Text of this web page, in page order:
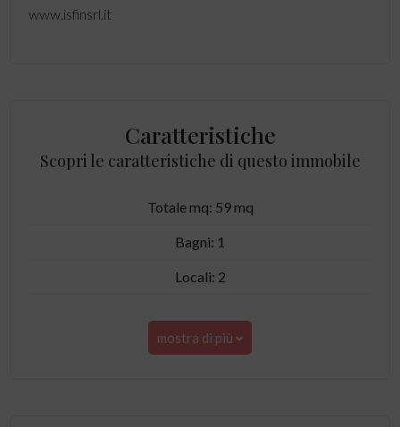
www.isfinsrl.it
Caratteristiche
Scopri le caratteristiche di questo immobile
Totale mq: 59 mq
Bagni: 1
Locali: 2
mostra di più